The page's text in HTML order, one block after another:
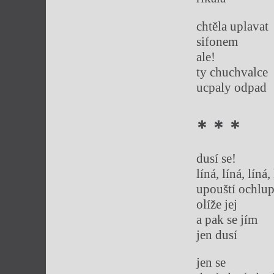
chtěla uplavat
sifonem
ale!
ty chuchvalce
ucpaly odpad
* * *
dusí se!
líná, líná, líná,
upouští
olíže jej
a pak se jím
jen dusí
jen se